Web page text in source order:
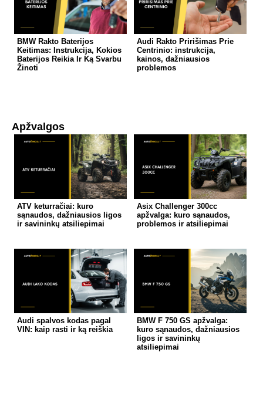
BMW Rakto Baterijos
Keitimas: Instrukcija, Kokios
Baterijos Reikia Ir Ką Svarbu
Žinoti
Audi Rakto Pririšimas Prie
Centrinio: instrukcija,
kainos, dažniausios
problemos
Apžvalgos
ATV keturračiai: kuro
sąnaudos, dažniausios ligos
ir savininkų atsiliepimai
Asix Challenger 300cc
apžvalga: kuro sąnaudos,
problemos ir atsiliepimai
Audi spalvos kodas pagal
VIN: kaip rasti ir ką reiškia
BMW F 750 GS apžvalga:
kuro sąnaudos, dažniausios
ligos ir savininkų
atsiliepimai